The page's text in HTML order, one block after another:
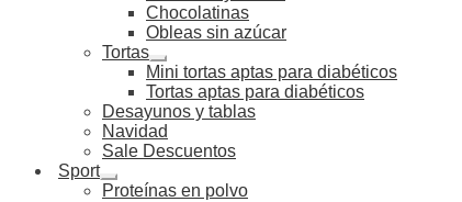
Chocolatinas
Obleas sin azúcar
Tortas
Mini tortas aptas para diabéticos
Tortas aptas para diabéticos
Desayunos y tablas
Navidad
Sale Descuentos
Sport
Proteínas en polvo